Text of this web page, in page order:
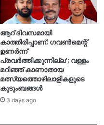
ആറ് ദിവസമായി
കാത്തിരിപ്പാണ്; ഗവണ്‍മെന്റ്
ഉണര്‍ന്ന്
പ്രവര്‍ത്തിക്കുന്നില്ല’; വള്ളം
മറിഞ്ഞ് കാണാതായ
മത്സ്യത്തൊഴിലാളികളുടെ
കുടുംബങ്ങള്‍
3 days ago